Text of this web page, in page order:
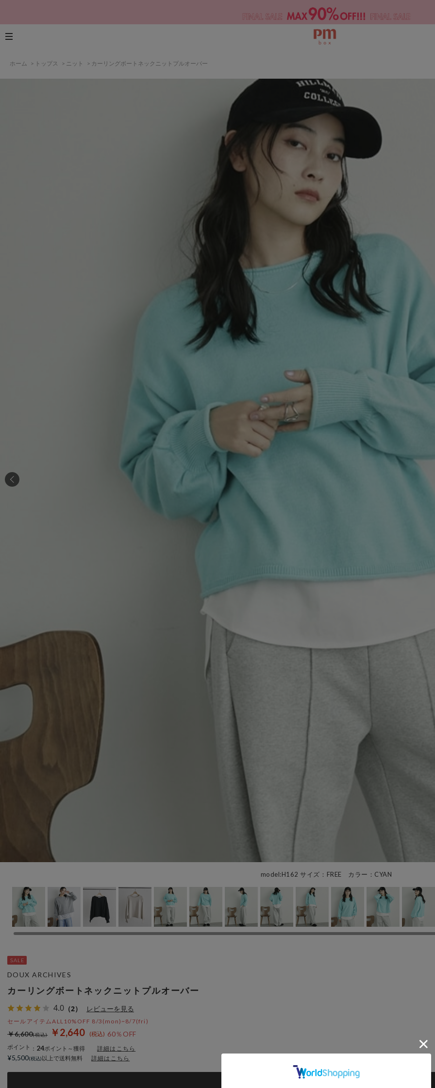
ホーム > トップス > ニット > カーリングボートネックニットプルオーバー
model:H162 サイズ：FREE カラー：CYAN
カーリングボートネックニットプルオーバー
4.0 （2） レビューを見る
セールアイテムALL10%OFF 8/3(mon)~8/7(fri)
￥2,640 60％OFF
￥6,600
ポイント ： 24ポイント～獲得 詳細はこちら
DOUX ARCHIVES
¥5,500 以上で送料無料 詳細はこちら